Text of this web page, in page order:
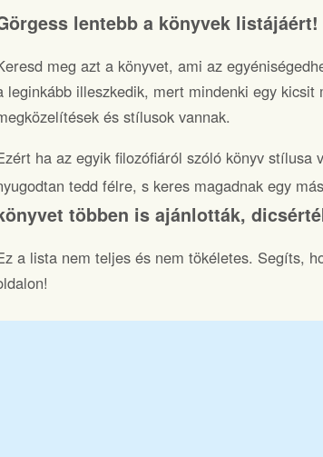
lentebb a könyvek listájáért!
meg azt a könyvet, ami az
leginkább illeszkedik, mert mindenki egy
és stílusok vannak.
ha az egyik filozófiáról szóló könyv stílusa
tedd félre, s keres magadnak egy
többen is ajánlották,
a lista nem teljes és nem tökéletes. Segíts,